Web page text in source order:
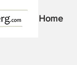
Home